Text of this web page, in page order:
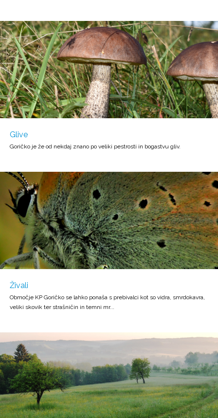
Glive
Goričko je že od nekdaj znano po veliki pestrosti in bogastvu gliv.
Živali
Območje KP Goričko se lahko ponaša s prebivalci kot so vidra, smrdokavra,
veliki skovik ter strašničin in temni mr...